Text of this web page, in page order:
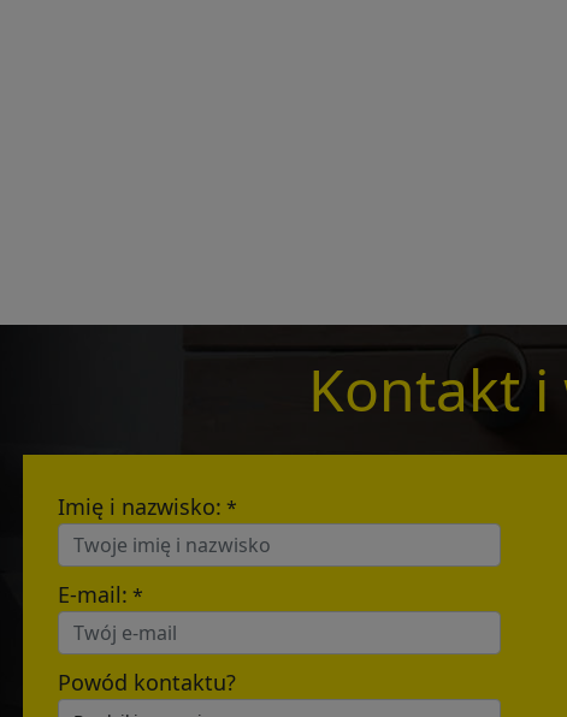
Kontakt i
Imię i nazwisko: *
E-mail: *
Powód kontaktu?